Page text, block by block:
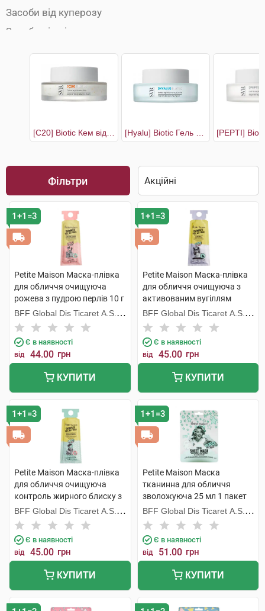
Засоби від куперозу
Засоби від пігментних плям
Засоби по догляду за шкірою навколо очей
Косметика для вій та брів
Косметика по догляду за губами
Масло для обличчя
Міцелярна вода
Молочко для обличчя
Пінки, муси та мило
Сироватка для обличчя
Термальна вода
Тональні засоби
Тоніки та лосьйони
Флюїди і концентрати
Фільтри
1+1=3
Petite Maison Маска-плівка
для обличчя очищуюча
рожева з пудрою перлів 10 г
1 пакет
BFF Global Dis Ticaret A.S.
(Туреччина)
Є в наявності
від 44.00 грн
КУПИТИ
1+1=3
Petite Maison Маска-плівка
для обличчя очищуюча з
активованим вугіллям
бамбуку 10 г 1 пакет
BFF Global Dis Ticaret A.S.
(Туреччина)
Є в наявності
від 45.00 грн
КУПИТИ
1+1=3
Petite Maison Маска-плівка
для обличчя очищуюча
контроль жирного блиску з
олією чайного дерева 10 г 1
пакет
BFF Global Dis Ticaret A.S.
(Туреччина)
Є в наявності
від 45.00 грн
КУПИТИ
1+1=3
Petite Maison Маска
тканинна для обличчя
зволожуюча 25 мл 1 пакет
BFF Global Dis Ticaret A.S.
(Туреччина)
Є в наявності
від 51.00 грн
КУПИТИ